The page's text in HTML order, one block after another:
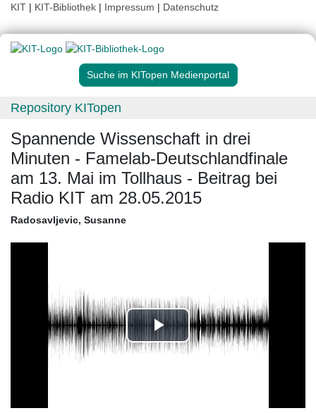
KIT | KIT-Bibliothek | Impressum | Datenschutz
Suche im KITopen Medienportal
Repository KITopen
Spannende Wissenschaft in drei
Minuten - Famelab-Deutschlandfinale
am 13. Mai im Tollhaus - Beitrag bei
Radio KIT am 28.05.2015
Radosavljevic, Susanne
Play